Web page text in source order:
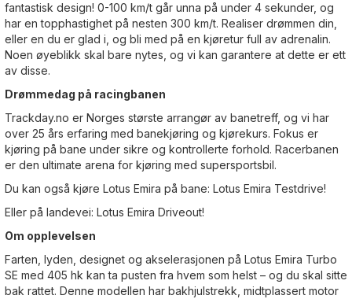
fantastisk design! 0-100 km/t går unna på under 4 sekunder, og
har en topphastighet på nesten 300 km/t. Realiser drømmen din,
eller en du er glad i, og bli med på en kjøretur full av adrenalin.
Noen øyeblikk skal bare nytes, og vi kan garantere at dette er ett
av disse.
Drømmedag på racingbanen
Trackday.no er Norges største arrangør av banetreff, og vi har
over 25 års erfaring med banekjøring og kjørekurs. Fokus er
kjøring på bane under sikre og kontrollerte forhold. Racerbanen
er den ultimate arena for kjøring med supersportsbil.
Du kan også kjøre Lotus Emira på bane: Lotus Emira Testdrive!
Eller på landevei: Lotus Emira Driveout!
Om opplevelsen
Farten, lyden, designet og akselerasjonen på Lotus Emira Turbo
SE med 405 hk kan ta pusten fra hvem som helst – og du skal sitte
bak rattet. Denne modellen har bakhjulstrekk, midtplassert motor